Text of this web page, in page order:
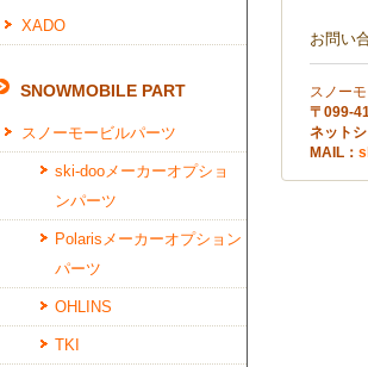
お問い
スノー
〒099-
ネット
MAIL：
XADO
SNOWMOBILE PART
スノーモービルパーツ
ski-dooメーカーオプショ
ンパーツ
Polarisメーカーオプション
パーツ
OHLINS
TKI